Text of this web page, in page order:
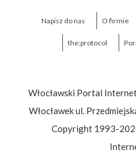
Napisz do nas O firmie
the:protocol
Włocławski Portal
Włocławek ul.
Copyright 1993-